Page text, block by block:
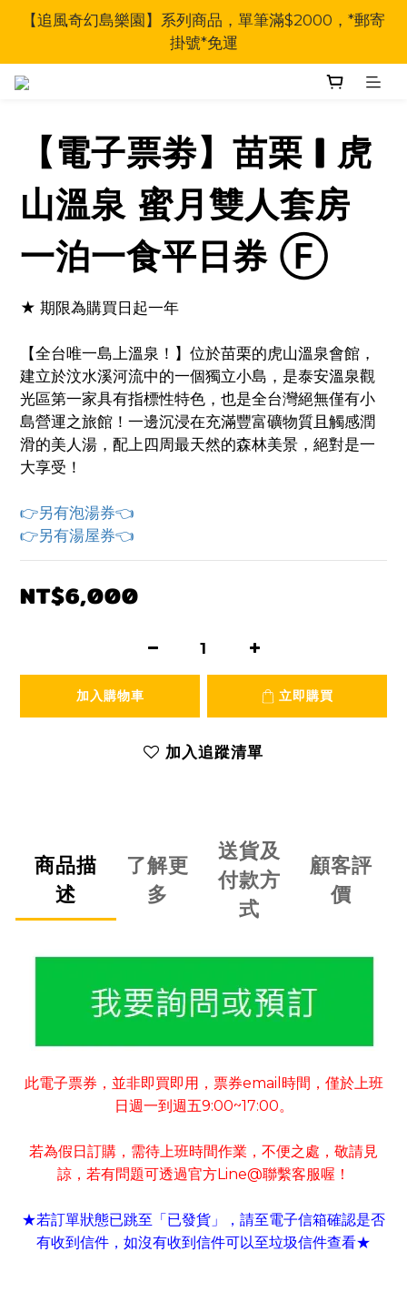
【追風奇幻島樂園】系列商品，單筆滿$2000，*郵寄
掛號*免運
【電子票劵】苗栗 | 虎
山溫泉 蜜月雙人套房
一泊一食平日券 Ⓕ
★ 期限為購買日起一年
【全台唯一島上溫泉！】位於苗栗的虎山溫泉會館，
建立於汶水溪河流中的一個獨立小島，是泰安溫泉觀
光區第一家具有指標性特色，也是全台灣絕無僅有小
島營運之旅館！一邊沉浸在充滿豐富礦物質且觸感潤
滑的美人湯，配上四周最天然的森林美景，絕對是一
大享受！
👉另有泡湯券👈
👉另有湯屋券👈
NT$6,000
加入購物車 立即購買
加入追蹤清單
商品描
述
了解更
多
送貨及
付款方
式
顧客評
價
此電子票券 ， 並非即買即用 ， 票券email 時間 ， 僅於上班
日週一到週五9:00~17:00。
若為假日訂購 ， 需待上班時間作業 ， 不便之處 ， 敬請見
諒 ， 若有問題可透過官方Line@聯繫客服喔！
★若訂單狀態已跳至「已發貨」 ， 請至電子信箱確認是否
有收到信件 ， 如沒有收到信件可以至垃圾信件查看★